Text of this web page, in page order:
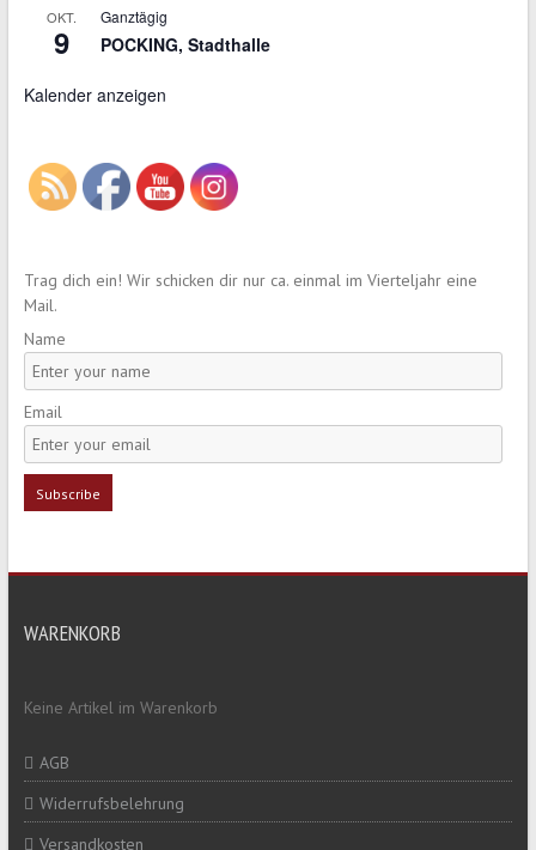
OKT.
9
Ganztägig
POCKING, Stadthalle
Kalender anzeigen
Trag dich ein! Wir schicken dir nur ca. einmal im Vierteljahr eine
Mail.
Name
Email
WARENKORB
Keine Artikel im Warenkorb
AGB
Widerrufsbelehrung
Versandkosten